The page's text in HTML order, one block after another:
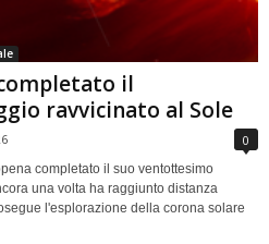
il
ravvicinato al Sole
0
completato il suo ventottesimo
una volta ha raggiunto distanza
l'esplorazione della corona solare